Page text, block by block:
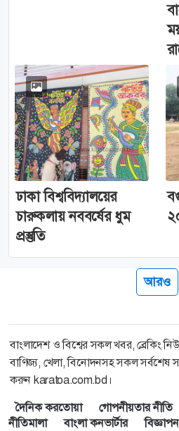
ঢাকা বিশ্ববিদ্যালয়ের
চারুকলায় নববর্ষের ধুম
প্রস্তুতি
আরও
বাংলাদেশ ও বিশ্বের সকল খবর, ব্রেকিং
বাণিজ্য, খেলা, বিনোদনসহ সকল সর্বশেষ
করুন karatoa.com.bd।
দৈনিক করতোয়া
গোপনীয়তার নীতি
নীতিমালা
বাংলা কনভার্টার বিজ্ঞাপন